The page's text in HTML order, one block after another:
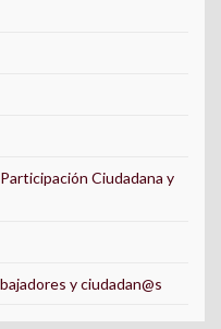
Ciudadana y
y ciudadan@s